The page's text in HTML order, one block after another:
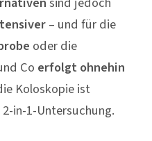
– und für die
oder die
Co erfolgt ohnehin
Koloskopie ist
in-1-Untersuchung.